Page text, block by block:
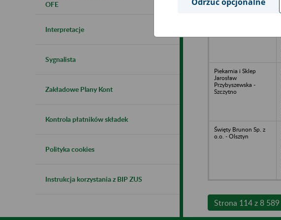
OFE
Interpretacje
Sygnalista
Zakładowe Plany Kont
Kontrola płatników składek
Polityka cookies
Instrukcja korzystania z BIP ZUS
Piekarnia i Sklep
Jarosław
Przybyszewska -
Szczytno
Święty Brunon Sp. z
o.o. - Olsztyn
Strona 114 z 8 589